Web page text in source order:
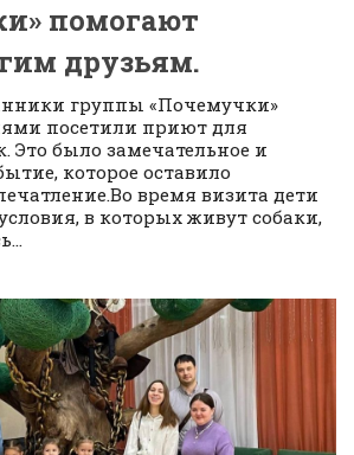
помогают
друзьям.
группы «Почемучки»
посетили приют для
Это было замечательное и
которое оставило
время визита дети
в которых живут собаки,